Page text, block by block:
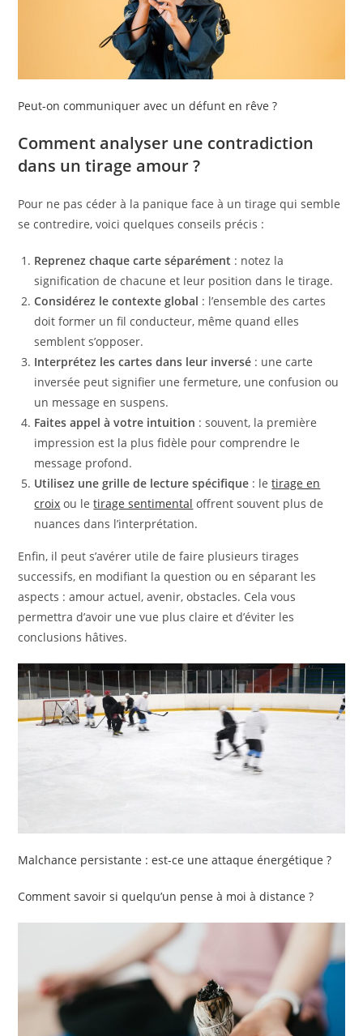
Peut-on communiquer avec un défunt en rêve ?
Comment analyser une contradiction
dans un tirage amour ?
Pour ne pas céder à la panique face à un tirage qui semble
se contredire, voici quelques conseils précis :
Reprenez chaque carte séparément : notez la
signification de chacune et leur position dans le tirage.
Considérez le contexte global : l’ensemble des cartes
doit former un fil conducteur, même quand elles
semblent s’opposer.
Interprétez les cartes dans leur inversé : une carte
inversée peut signifier une fermeture, une confusion ou
un message en suspens.
Faites appel à votre intuition : souvent, la première
impression est la plus fidèle pour comprendre le
message profond.
Utilisez une grille de lecture spécifique : letirage en
croix ou letirage sentimental offrent souvent plus de
nuances dans l’interprétation.
Enfin, il peut s’avérer utile de faire plusieurs tirages
successifs, en modifiant la question ou en séparant les
aspects : amour actuel, avenir, obstacles. Cela vous
permettra d’avoir une vue plus claire et d’éviter les
conclusions hâtives.
Malchance persistante : est-ce une attaque énergétique ?
Comment savoir si quelqu’un pense à moi à distance ?